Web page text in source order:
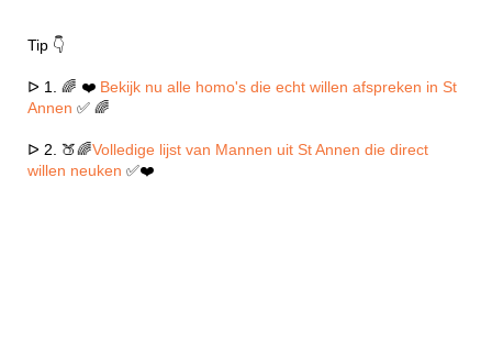
Tip 👇
ᐅ 1. 🌈 ❤️ Bekijk nu alle homo's die echt willen afspreken in St
Annen ✅ 🌈
ᐅ 2. 🍑🌈Volledige lijst van Mannen uit St Annen die direct
willen neuken ✅❤️